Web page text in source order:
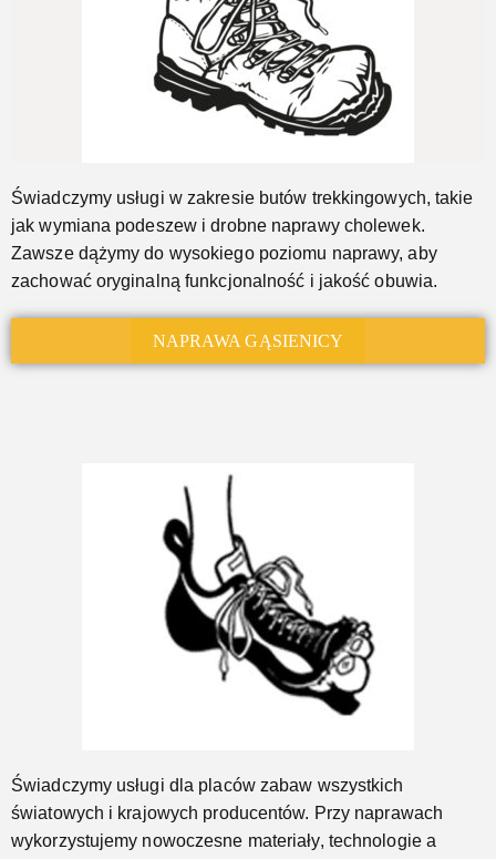
Świadczymy usługi w zakresie butów trekkingowych, takie
jak wymiana podeszew i drobne naprawy cholewek.
Zawsze dążymy do wysokiego poziomu naprawy, aby
zachować oryginalną funkcjonalność i jakość obuwia.
NAPRAWA GĄSIENICY
Świadczymy usługi dla placów zabaw wszystkich
światowych i krajowych producentów. Przy naprawach
wykorzystujemy nowoczesne materiały, technologie a